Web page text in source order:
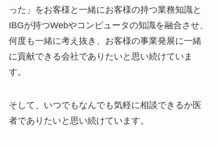
った」をお客様と一緒にお客様の持つ業務知識と
IBGが持つWebやコンピュータの知識を融合させ、
何度も一緒に考え抜き、お客様の事業発展に一緒
に貢献できる会社でありたいと思い続けていま
す。
そして、いつでもなんでも気軽に相談できるか医
者でありたいと思い続けています。